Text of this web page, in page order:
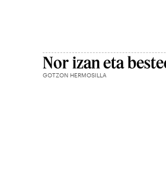
Nor izan eta
GOTZON HERMOSILLA